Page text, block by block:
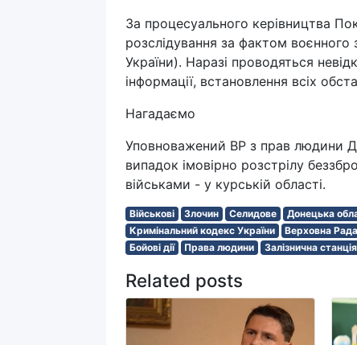
За процесуального керівництва
розслідування за фактом
України). Наразі проводяться
інформації, встановлення всіх
Нагадаємо
Уповноважений ВР з прав людини
випадок імовірно розстрілу
військами - у курській області.
Військові Злочин Селидове Донецька
Кримінальний кодекс України
Верховна Рада
Бойові дії
Права людини Залізнична
Related posts